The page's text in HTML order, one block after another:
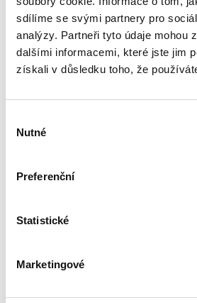
sdílíme se svými partnery pro
analýzy. Partneři tyto údaje mohou
dalšími informacemi, které jste jim
získali v důsledku toho, že
souhlasu
Nutné
Preferenční
Statistické
Marketingové
jejich ingerence na výslednou
úpravy. Předkládaná
komentářem k jednotlivým
občanského zákoníku či
může zaujmout všechny, kteří
Pavly Sýkorové,
12/2017:
návrhy řešení originální. V